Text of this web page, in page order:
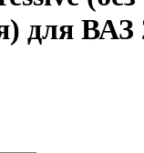
для ВАЗ